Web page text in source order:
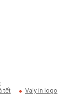
tết
Valy in logo